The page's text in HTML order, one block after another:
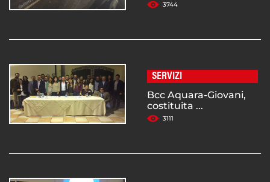
3744
SERVIZI
Bcc Aquara-Giovani,
costituita ...
3111